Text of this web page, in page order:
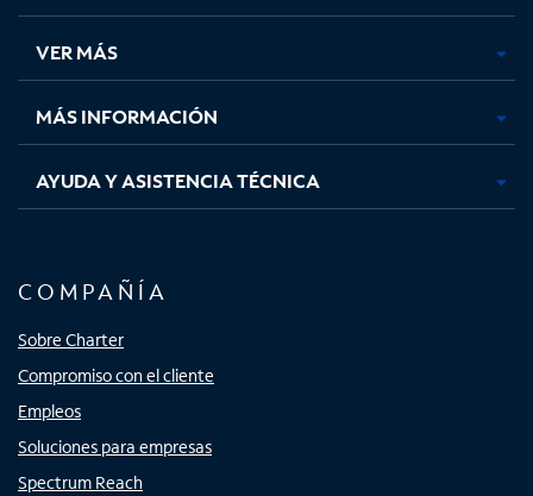
en
pestaña
nueva
en
pestaña
nueva
en
pestaña
nueva
en
nueva
VER MÁS
MÁS INFORMACIÓN
AYUDA Y ASISTENCIA TÉCNICA
COMPAÑÍA
Sobre Charter
Compromiso con el cliente
Empleos
Soluciones para empresas
Spectrum Reach